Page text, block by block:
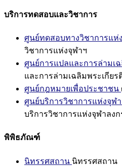
บริการทดสอบและวิชาการ
ศูนย์ทดสอบทางวิชาการแห่
วิชาการแห่งจุฬาฯ
ศูนย์การแปลและการล่ามเ
และการล่ามเฉลิมพระเกียร
ศูนย์กฎหมายเพื่อประชาชน
ศูนย์บริการวิชาการแห่งจุฬ
บริการวิชาการแห่งจุฬาลง
พิพิธภัณฑ์
นิทรรศสถาน นิทรรศสถาน